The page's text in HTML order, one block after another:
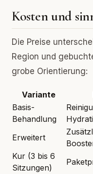
Kosten und
Die Preise
Region und
grobe Orientierung:
Variante
Basis-
Behandlung
Erweitert
Kur (3 bis 6
Sitzungen)